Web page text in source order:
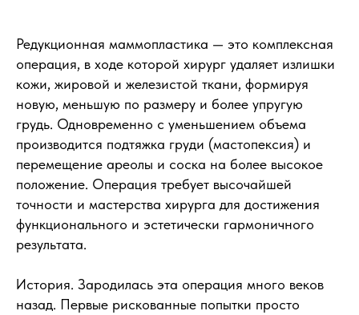
Редукционная маммопластика — это комплексная
операция, в ходе которой хирург удаляет излишки
кожи, жировой и железистой ткани, формируя
новую, меньшую по размеру и более упругую
грудь. Одновременно с уменьшением объема
производится подтяжка груди (мастопексия) и
перемещение ареолы и соска на более высокое
положение. Операция требует высочайшей
точности и мастерства хирурга для достижения
функционального и эстетически гармоничного
результата.
История. Зародилась эта операция много веков
назад. Первые рискованные попытки просто